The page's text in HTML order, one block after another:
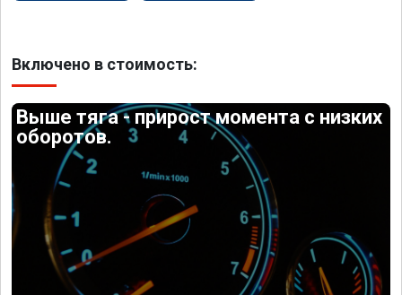
Включено в стоимость:
Выше тяга - прирост момента с низких
оборотов.